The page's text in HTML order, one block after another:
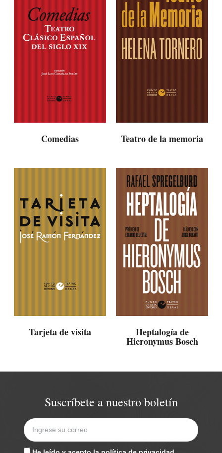
Comedias Teatro de la memoria
Tarjeta de visita Heptalogía de
Hieronymus Bosch
Suscríbete a nuestro boletín